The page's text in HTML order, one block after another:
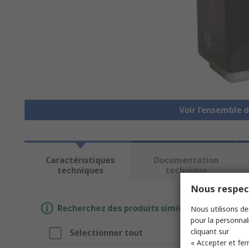
Voir l’ensemble
Caractéristiques
techniques
Documentation
technique
Recherchez des produits similaires en
Sélectionner tout Attribut
Nous
Nous utilisons
pour la
cliquant sur
« Accepter et